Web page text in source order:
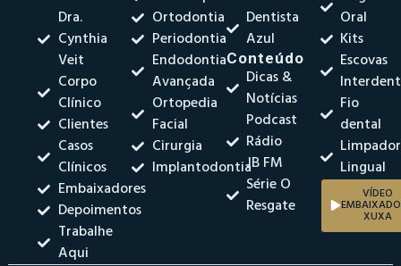
Dra.
Cynthia
Veit
Corpo
Clínico
Clientes
Casos
Clínicos
Embaixadores
Depoimentos
Trabalhe
Aqui
Ortodontia
Periodontia
Endodontia
Avançada
Ortopedia
Facial
Cirurgia
Implantodontia
Dentista
Azul
Conteúdo
Dicas &
Notícias
Podcast
Rádio
JB FM
Série O
Resgate
Oral
Kits
Escovas
Fio
dental
Limpador
Lingual
VÍDEO
XUXA